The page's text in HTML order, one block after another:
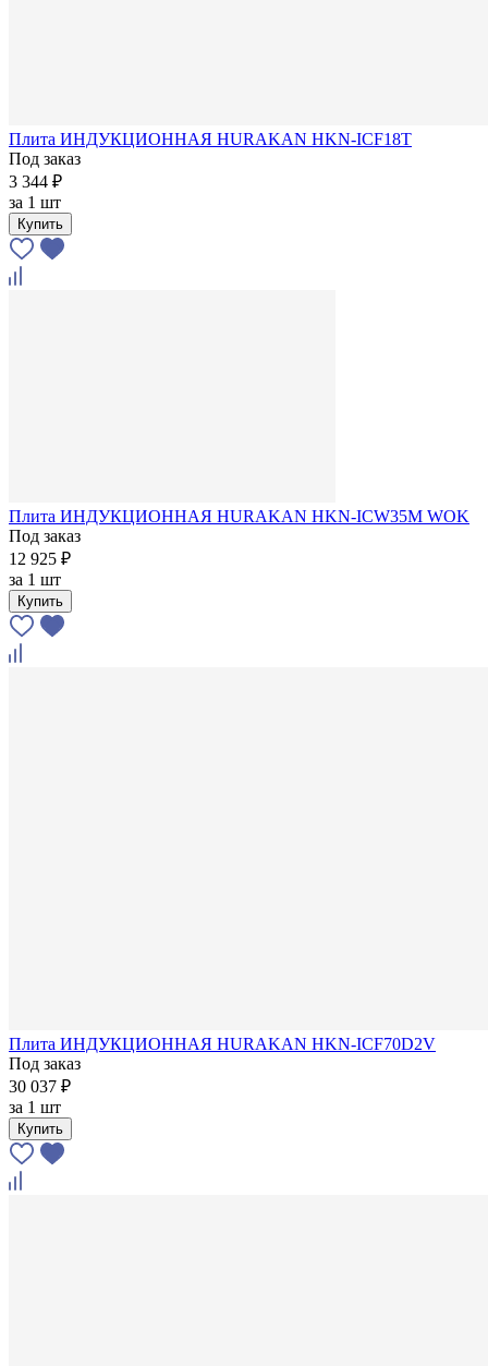
Плита ИНДУКЦИОННАЯ HURAKAN HKN-ICF18T
Под заказ
3 344 ₽
за 1 шт
Купить
Плита ИНДУКЦИОННАЯ HURAKAN HKN-ICW35M WOK
Под заказ
12 925 ₽
за 1 шт
Купить
Плита ИНДУКЦИОННАЯ HURAKAN HKN-ICF70D2V
Под заказ
30 037 ₽
за 1 шт
Купить